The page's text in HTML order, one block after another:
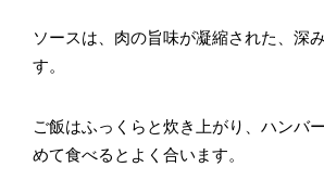
ソースは、肉の旨味が凝縮された、深
す。
ご飯はふっくらと炊き上がり、ハンバ
めて食べるとよく合います。